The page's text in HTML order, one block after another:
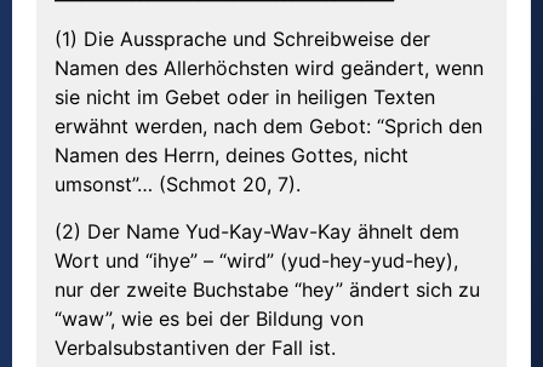
(1) Die Aussprache und Schreibweise der
Namen des Allerhöchsten wird geändert, wenn
sie nicht im Gebet oder in heiligen Texten
erwähnt werden, nach dem Gebot: “Sprich den
Namen des Herrn, deines Gottes, nicht
umsonst”… (Schmot 20, 7).
(2) Der Name Yud-Kay-Wav-Kay ähnelt dem
Wort und “ihye” – “wird” (yud-hey-yud-hey),
nur der zweite Buchstabe “hey” ändert sich zu
“waw”, wie es bei der Bildung von
Verbalsubstantiven der Fall ist.